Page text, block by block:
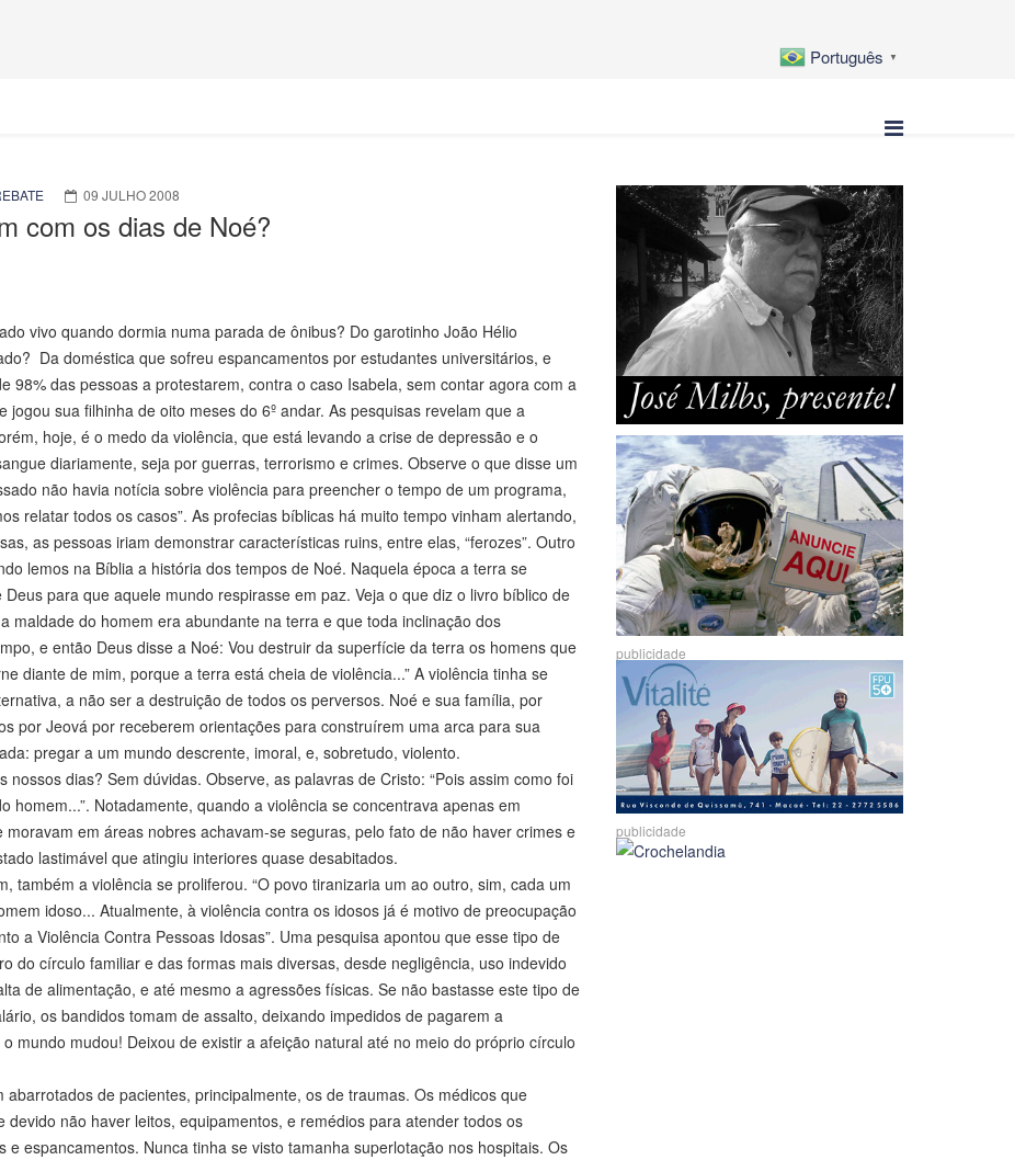
Português ▼
09 JULHO 2008
com os dias de Noé?
vivo quando dormia numa parada de ônibus? Do garotinho João Hélio
Da doméstica que sofreu espancamentos por estudantes universitários, e
98% das pessoas a protestarem, contra o caso Isabela, sem contar agora com a
sua filhinha de oito meses do 6º andar. As pesquisas revelam que a
hoje, é o medo da violência, que está levando a crise de depressão e o
diariamente, seja por guerras, terrorismo e crimes. Observe o que disse um
não havia notícia sobre violência para preencher o tempo de um programa,
relatar todos os casos”. As profecias bíblicas há muito tempo vinham alertando,
as pessoas iriam demonstrar características ruins, entre elas, “ferozes”. Outro
lemos na Bíblia a história dos tempos de Noé. Naquela época a terra se
para que aquele mundo respirasse em paz. Veja o que diz o livro bíblico de
maldade do homem era abundante na terra e que toda inclinação dos
e então Deus disse a Noé: Vou destruir da superfície da terra os homens que
diante de mim, porque a terra está cheia de violência...” A violência tinha se
a não ser a destruição de todos os perversos. Noé e sua família, por
por Jeová por receberem orientações para construírem uma arca para sua
pregar a um mundo descrente, imoral, e, sobretudo, violento.
dias? Sem dúvidas. Observe, as palavras de Cristo: “Pois assim como foi
homem...”. Notadamente, quando a violência se concentrava apenas em
em áreas nobres achavam-se seguras, pelo fato de não haver crimes e
lastimável que atingiu interiores quase desabitados.
também a violência se proliferou. “O povo tiranizaria um ao outro, sim, cada um
idoso... Atualmente, à violência contra os idosos já é motivo de preocupação
a Violência Contra Pessoas Idosas”. Uma pesquisa apontou que esse tipo de
do círculo familiar e das formas mais diversas, desde negligência, uso indevido
de alimentação, e até mesmo a agressões físicas. Se não bastasse este tipo de
os bandidos tomam de assalto, deixando impedidos de pagarem a
mundo mudou! Deixou de existir a afeição natural até no meio do próprio círculo
de pacientes, principalmente, os de traumas. Os médicos que
não haver leitos, equipamentos, e remédios para atender todos os
espancamentos. Nunca tinha se visto tamanha superlotação nos hospitais. Os
publicidade
publicidade